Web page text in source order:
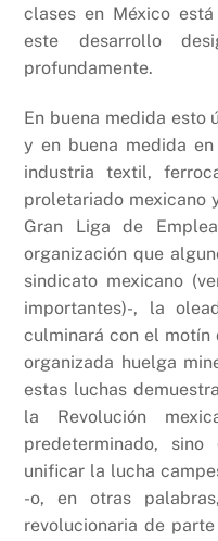
clases en México
este desarrollo
profundamente.
En buena medida esto
y en buena medida
industria textil,
proletariado mexicano
Gran Liga de
organización que
sindicato mexicano
importantes)-, la
culminará con el motín
organizada huelga
estas luchas
la Revolución
predeterminado,
unificar la lucha
-o, en otras
revolucionaria de